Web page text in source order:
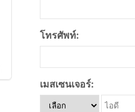
โทรศัพท์:
เมสเซนเจอร์: